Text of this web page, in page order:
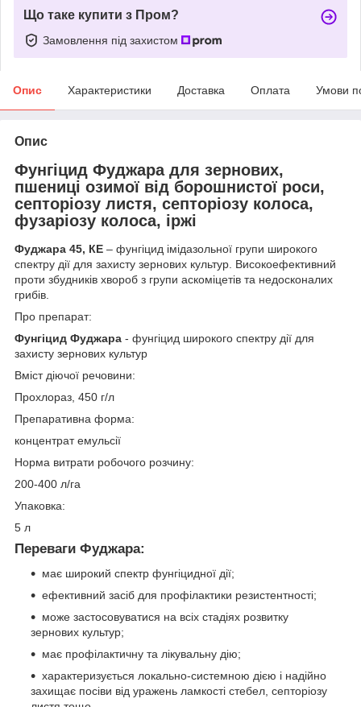
Що таке купити з Пром?
Замовлення під захистом
Опис Характеристики Доставка Оплата Умови
Опис
Фунгіцид Фуджара для зернових,
пшениці озимої від борошнистої роси,
септоріозу листя, септоріозу колоса,
фузаріозу колоса, іржі
Фуджара 45, КЕ – фунгіцид імідазольної групи широкого
спектру дії для захисту зернових культур. Високоефективний
проти збудників хвороб з групи аскоміцетів та недосконалих
грибів.
Про препарат:
Фунгіцид Фуджара - фунгіцид широкого спектру дії для
захисту зернових культур
Вміст діючої речовини:
Прохлораз, 450 г/л
Препаративна форма:
концентрат емульсії
Норма витрати робочого розчину:
200-400 л/га
Упаковка:
5 л
Переваги Фуджара:
має широкий спектр фунгіцидної дії;
ефективний засіб для профілактики резистентності;
може застосовуватися на всіх стадіях розвитку
зернових культур;
має профілактичну та лікувальну дію;
характеризується локально-системною дією і надійно
захищає посіви від уражень ламкості стебел, септоріозу